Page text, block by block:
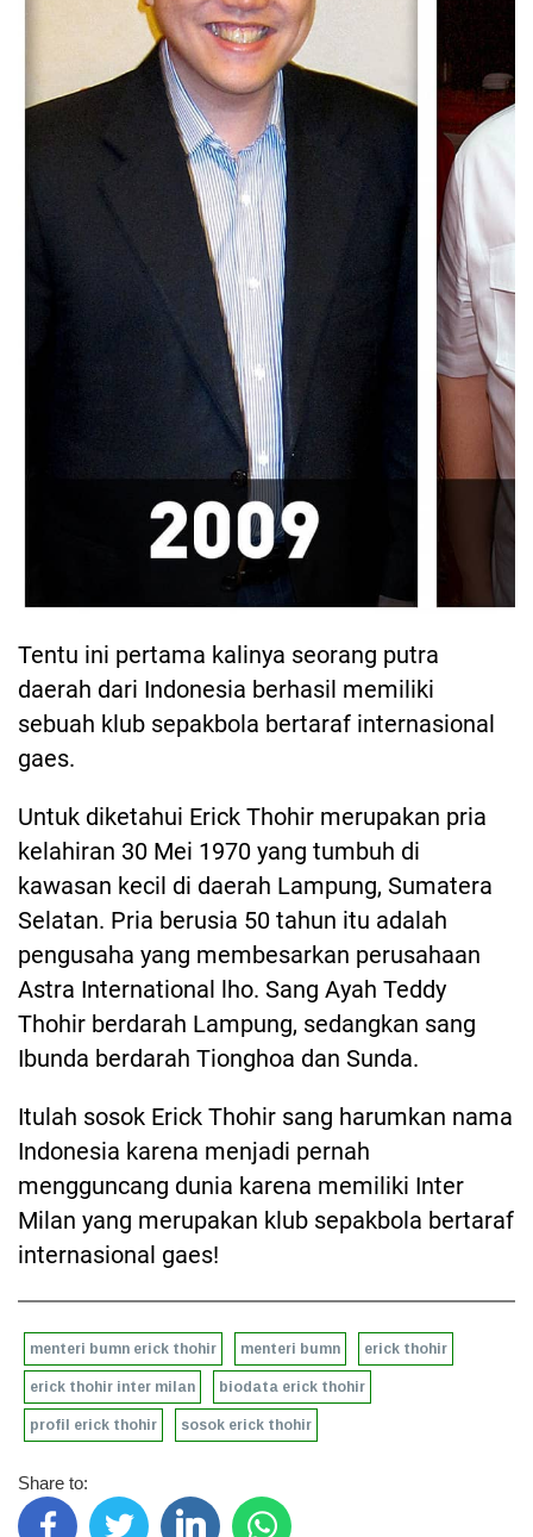
Tentu ini pertama kalinya seorang putra
daerah dari Indonesia berhasil memiliki
sebuah klub sepakbola bertaraf internasional
gaes.
Untuk diketahui Erick Thohir merupakan pria
kelahiran 30 Mei 1970 yang tumbuh di
kawasan kecil di daerah Lampung, Sumatera
Selatan. Pria berusia 50 tahun itu adalah
pengusaha yang membesarkan perusahaan
Astra International lho. Sang Ayah Teddy
Thohir berdarah Lampung, sedangkan sang
Ibunda berdarah Tionghoa dan Sunda.
Itulah sosok Erick Thohir sang harumkan nama
Indonesia karena menjadi pernah
mengguncang dunia karena memiliki Inter
Milan yang merupakan klub sepakbola bertaraf
internasional gaes!
menteri bumn erick thohir menteri bumn erick thohir
erick thohir inter milan biodata erick thohir
profil erick thohir sosok erick thohir
Share to: